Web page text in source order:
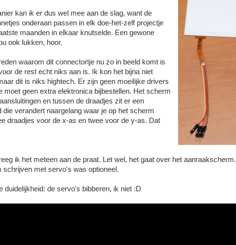
kan ik er dus wel mee aan de slag, want de
onderaan passen in elk doe-het-zelf projectje
maanden in elkaar knutselde. Een gewone
ook lukken, hoor.
waarom dit connectortje nu zo in beeld komt is
de rest echt niks aan is. Ik kon het bijna niet
dit is niks hightech. Er zijn geen moeilijke drivers
moet geen extra elektronica bijbestellen. Het scherm
en tussen de draadjes zit er een
die verandert naargelang waar je op het scherm
draadjes voor de x-as en twee voor de y-as. Dat
ik het meteen aan de praat. Let wel, het gaat over het aanraakscherm.
schrijven met servo's was optioneel.
duidelijkheid: de servo's bibberen, ik niet :D